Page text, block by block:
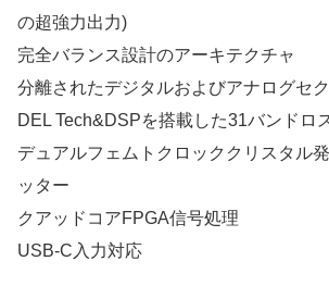
の超強力出力)
完全バランス設計のアーキテクチャ
分離されたデジタルおよびアナログセ
DEL Tech&DSPを搭載した31バンドロ
デュアルフェムトクロッククリスタル
ッター
クアッドコアFPGA信号処理
USB-C入力対応